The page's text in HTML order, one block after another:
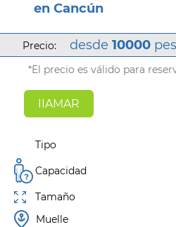
en Cancún
Precio: desde 10000
*El precio es válido para
IIAMAR
Tipo
Capacidad
Tamaño
Muelle